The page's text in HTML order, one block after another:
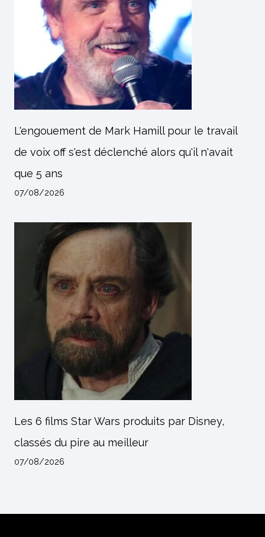
L'engouement de Mark Hamill pour le travail
de voix off s'est déclenché alors qu'il n'avait
que 5 ans
07/08/2026
Les 6 films Star Wars produits par Disney,
classés du pire au meilleur
07/08/2026